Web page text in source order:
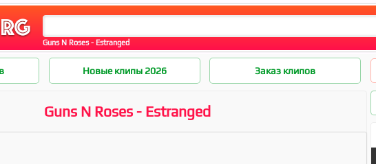
Guns N Roses - Estranged
Новые клипы 2026 Заказ клипов
Guns N Roses - Estranged